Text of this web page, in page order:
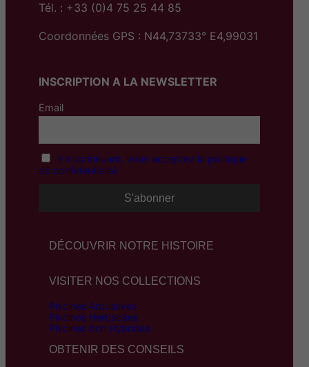
Tél. : +33 (0)4 75 25 44 85
Coordonnées GPS : N44,73733° E4,99031
INSCRIPTION A LA NEWSLETTER
Email
En continuant, vous acceptez la politique
de confidentialité
DÉCOUVRIR NOTRE HISTOIRE
VISITER NOS COLLECTIONS
Pivoines Arbustives
Pivoines Herbacées
Pivoines Itoh Hybrides
OBTENIR DES CONSEILS